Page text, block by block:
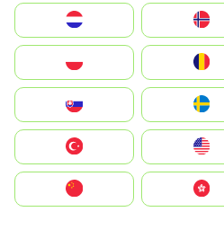
United States
中國香港特別行政區